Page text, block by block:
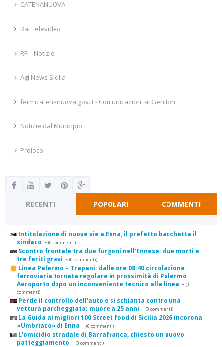
CATENANUOVA
Rai Televideo
RFI - Notizie
Agi News Sicilia
fermicatenanuova.gov.it - Comunicazioni ai Genitori
Notizie dal Municipio
Proloco
RECENTI POPOLARI COMMENTI
Intitolazione di nuove vie a Enna, il prefetto bacchetta il
sindaco - (0 commenti)
Scontro frontale tra due furgoni nell'Ennese: due morti e
tre feriti gravi - (0 commenti)
Linea Palermo – Trapani: dalle ore 08:40 circolazione
ferroviaria tornata regolare in prossimità di Palermo
Aeroporto dopo un inconveniente tecnico alla linea - (0
commenti)
Perde il controllo dell'auto e si schianta contro una
vettura parcheggiata: muore a 25 anni - (0 commenti)
La Guida ai migliori 100 Street food di Sicilia 2026 incorona
«Umbriaco» di Enna - (0 commenti)
L'omicidio stradale di Barrafranca, chiesto un nuovo
patteggiamento - (0 commenti)